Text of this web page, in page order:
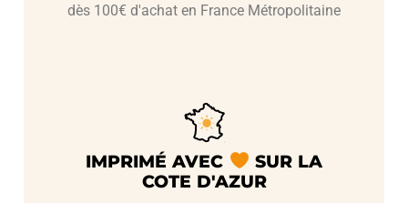
dès 100€ d'achat en France Métropolitaine
IMPRIMÉ AVEC
SUR LA
COTE D'AZUR